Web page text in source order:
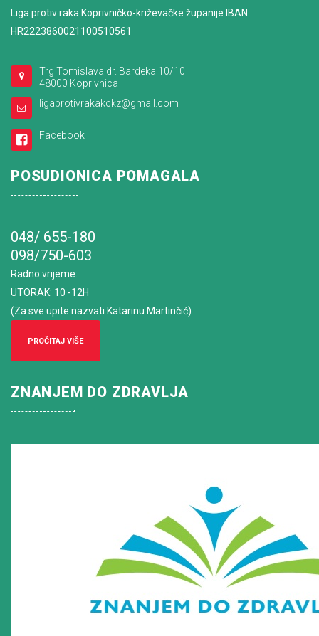
Liga protiv raka Koprivničko-križevačke županije IBAN:
HR2223860021100510561
Trg Tomislava dr. Bardeka 10/10
48000 Koprivnica
ligaprotivrakakckz@gmail.com
Facebook
POSUDIONICA POMAGALA
048/ 655-180
098/750-603
Radno vrijeme:
UTORAK: 10 -12H
(Za sve upite nazvati Katarinu Martinčić)
PROČITAJ VIŠE
ZNANJEM DO ZDRAVLJA